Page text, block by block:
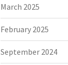
March 2025
February 2025
September 2024